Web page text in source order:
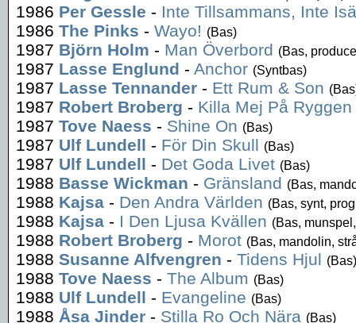
1986 Per Gessle - Inte Tillsammans, Inte
1986 The Pinks - Wayo! (Bas)
1987 Björn Holm - Man Överbord (Bas,
1987 Lasse Englund - Anchor (Syntbas)
1987 Lasse Tennander - Ett Rum & Son
1987 Robert Broberg - Killa Mej På Ryggen
1987 Tove Naess - Shine On (Bas)
1987 Ulf Lundell - För Din Skull (Bas)
1987 Ulf Lundell - Det Goda Livet (Bas)
1988 Basse Wickman - Gränsland (Bas,
1988 Kajsa - Den Andra Världen (Bas, synt,
1988 Kajsa - I Den Ljusa Kvällen (Bas,
1988 Robert Broberg - Morot (Bas, mandolin,
1988 Susanne Alfvengren - Tidens Hjul (Bas)
1988 Tove Naess - The Album (Bas)
1988 Ulf Lundell - Evangeline (Bas)
1988 Åsa Jinder - Stilla Ro Och Nära (Bas)